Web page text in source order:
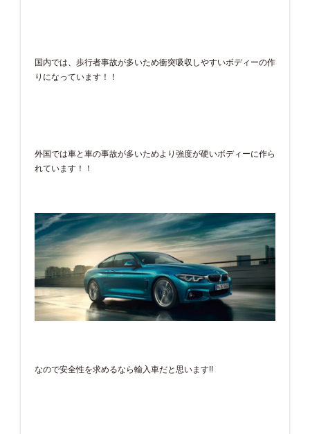
国内では、歩行者事故が多いため衝突吸収しやすいボディーの作
りになっています！！
外国では車と車の事故が多いためより強度が硬いボディーに作ら
れています！！
なので安全性を求めるなら輸入車だと思います!!